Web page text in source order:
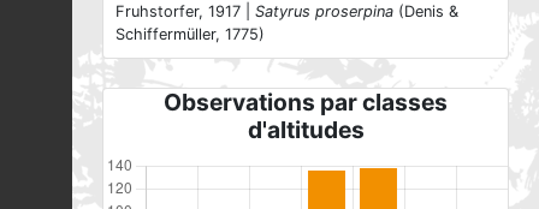
Fruhstorfer, 1917 | Satyrus proserpina (Denis &
Schiffermüller, 1775)
Observations par classes
d'altitudes